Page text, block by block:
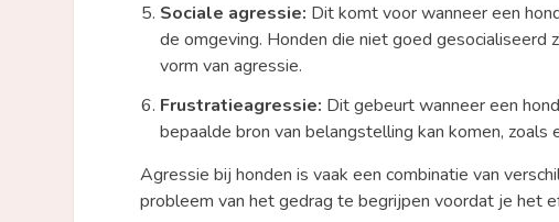
Sociale agressie: Dit komt voor wanneer een
de omgeving. Honden die niet goed gesocialiseerd
vorm van agressie.
Frustratieagressie: Dit gebeurt wanneer een
bepaalde bron van belangstelling kan komen,
Agressie bij honden is vaak een combinatie van
probleem van het gedrag te begrijpen voordat je het